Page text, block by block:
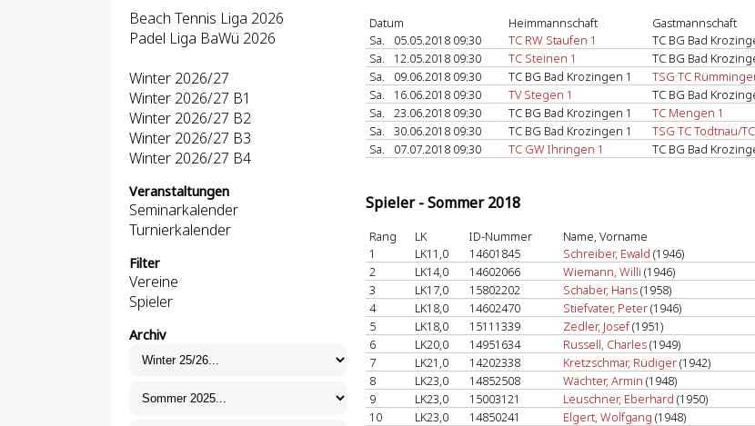
Beach Tennis Liga 2026
Padel Liga BaWü 2026
Winter 2026/27
Winter 2026/27 B1
Winter 2026/27 B2
Winter 2026/27 B3
Winter 2026/27 B4
Veranstaltungen
Seminarkalender
Turnierkalender
Filter
Vereine
Spieler
Archiv
Datum Heimmannschaft Gastmannschaft
Sa.
05.05.2018 09:30 TC RW Staufen 1 TC BG Bad
Sa.
12.05.2018 09:30 TC Steinen 1 TC BG Bad
Sa.
09.06.2018 09:30 TC BG Bad Krozingen 1 TSG TC
Sa.
16.06.2018 09:30 TV Stegen 1 TC BG Bad
Sa.
23.06.2018 09:30 TC BG Bad Krozingen 1 TC Mengen 1
Sa.
30.06.2018 09:30 TC BG Bad Krozingen 1 TSG TC Todtnau/
Sa.
07.07.2018 09:30 TC GW Ihringen 1 TC BG Bad
Spieler - Sommer 2018
Rang LK ID-Nummer Name, Vorname
1
LK11,0 14601845 Schreiber, Ewald (1946)
2
LK14,0 14602066 Wiemann, Willi (1946)
3
LK17,0 15802202 Schaber, Hans(1958)
4
LK18,0 14602470 Stiefvater, Peter(1946)
5
LK18,0 15111339 Zedler, Josef(1951)
6
LK20,0 14951634 Russell, Charles(1949)
7
LK21,0 14202338 Kretzschmar, Rüdiger(1942)
8
LK23,0 14852508 Wächter, Armin (1948)
9
LK23,0 15003121 Leuschner, Eberhard (1950)
10
LK23,0 14850241 Elgert, Wolfgang (1948)